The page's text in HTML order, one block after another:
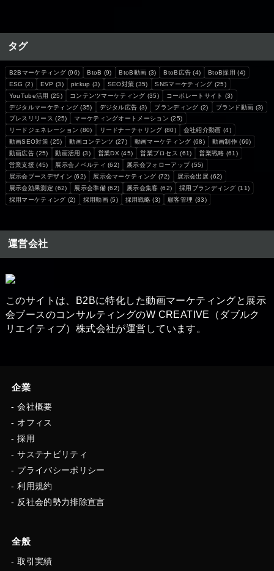
タグ
B2Bマーケティング(96) BtoB (9) BtoB動画 (3) BtoB広告 (4) BtoB採用 (4)
ESG (2) EVP (3) pickup (3) SEO対策 (35) SNSマーケティング (25)
YouTube活用 (25) コンテンツマーケティング (35) コーポレートサイト (3)
デジタルマーケティング (35) デジタル広告 (3) ブランディング (2) ブランド動画 (3)
プレスリリース (25) マーケティングオートメーション (25)
リードジェネレーション (80) リードナーチャリング (80) 会社紹介動画 (4)
動画SEO対策(25) 動画コンテンツ (27) 動画マーケティング (68) 動画制作 (69)
動画広告 (25) 動画活用 (3) 営業DX (45) 営業プロセス (61) 営業戦略 (61)
営業支援 (45) 展示会ノベルティ (62) 展示会フォローアップ(55)
展示会ブースデザイン (62) 展示会マーケティング (72) 展示会出展 (62)
展示会効果測定 (62) 展示会準備(62) 展示会集客 (62) 採用ブランディング (11)
採用マーケティング (2) 採用動画(5) 採用戦略 (3) 顧客管理 (33)
運営会社
このサイトは、B2Bに特化した動画マーケティングと展示
会ブースの​コンサルティングのW CREATIVE（ダブルク
リエイティブ）株式会社が運営しています。
企業
会社概要
オフィス
採用
サステナビリティ
プライバシーポリシー
利用規約
反社会的勢力排除宣言
全般
取引実績